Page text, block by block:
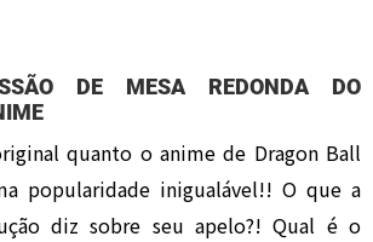
DE MESA REDONDA DO
quanto o anime de Dragon Ball
popularidade inigualável!! O que a
diz sobre seu apelo?! Qual é o